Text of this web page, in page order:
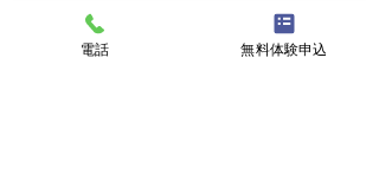
コメントを追加…
電話 無料体験申込